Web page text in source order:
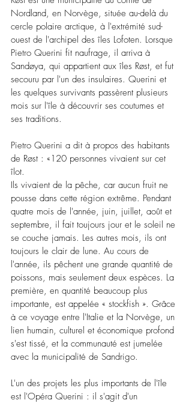
Nordland, en Norvège, située au-delà du
cercle polaire arctique, à l'extrémité sud-
ouest de l'archipel des îles Lofoten. Lorsque
Pietro Querini fit naufrage, il arriva à
Sandøya, qui appartient aux îles Røst, et fut
secouru par l'un des insulaires. Querini et
les quelques survivants passèrent plusieurs
mois sur l'île à découvrir ses coutumes et
ses traditions.
Pietro Querini a dit à propos des habitants
de Røst : «120 personnes vivaient sur cet
îlot.
Ils vivaient de la pêche, car aucun fruit ne
pousse dans cette région extrême. Pendant
quatre mois de l'année, juin, juillet, août et
septembre, il fait toujours jour et le soleil ne
se couche jamais. Les autres mois, ils ont
toujours le clair de lune. Au cours de
l'année, ils pêchent une grande quantité de
poissons, mais seulement deux espèces. La
première, en quantité beaucoup plus
importante, est appelée « stockfish ». Grâce
à ce voyage entre l'Italie et la Norvège, un
lien humain, culturel et économique profond
s'est tissé, et la communauté est jumelée
avec la municipalité de Sandrigo.
L'un des projets les plus importants de l'île
est l'Opéra Querini : il s'agit d'un